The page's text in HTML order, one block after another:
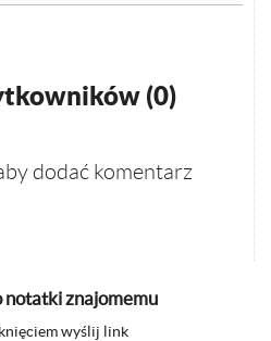
(0)
dodać komentarz
notatki znajomemu
wyślij link